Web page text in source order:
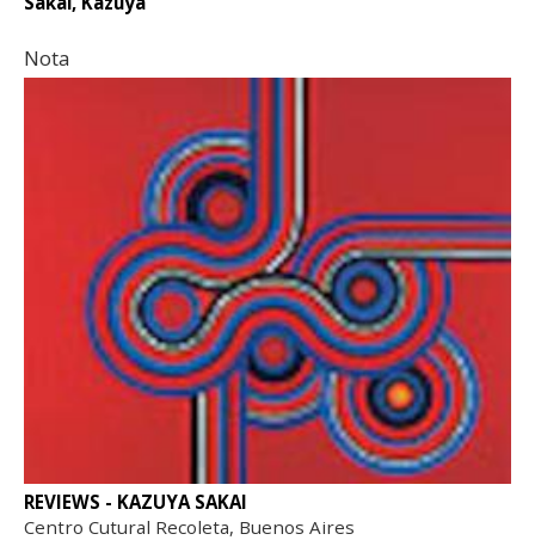
Nota
REVIEWS - KAZUYA SAKAI
Centro Cutural Recoleta, Buenos Aires